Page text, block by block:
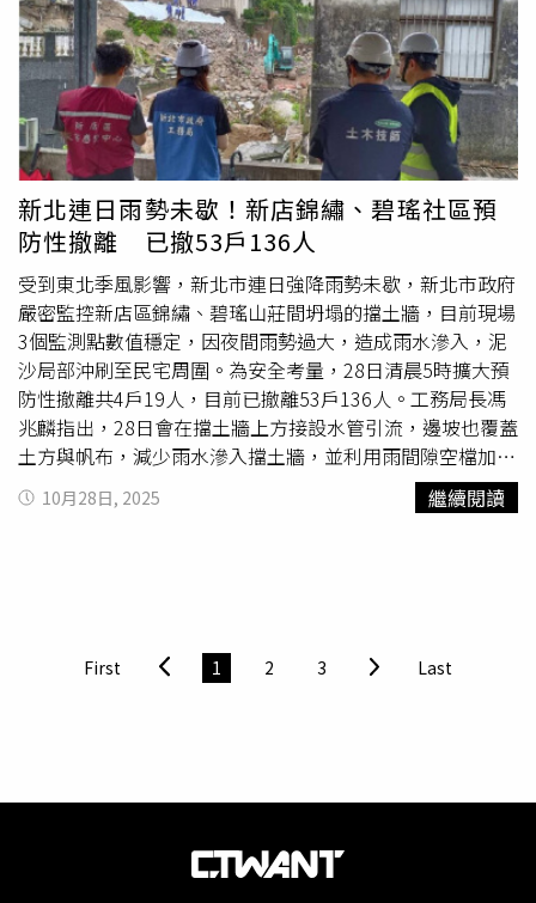
未然。
目前仍有代收廚餘後送往焚化爐處理的情況，恐造成廠區內
交叉感染的風險，市府須提出具體方案，降低業者疑慮。議
員黃淑君建議，市府應活化境內休耕農地栽種青貯飼料作
物，加快替代飼料的檢討，建立新北廚餘飼料化的機制。議
員陳乃瑜呼籲，市府研議「停業補助」、「損失補償」等配
套，協助產業度過難關。針對議員建議，侯友宜說明，獲悉
爆發非洲豬瘟疫情，第一時間成立應變中心，副市長朱惕之
召集15個單位開會，並立即清查107家養豬場，以及掌握廚
餘如何去化。翌日再親自主持會議，已流入新北卻尚未售出
的220公斤豬肉，其中140公斤退回上游彰化分切廠，另80
公斤加工品也已就地封存，籲請中央協助檢驗是否有非洲豬
瘟病株。關於進出養豬場的廚餘車輛動向，環保局長程大維
說，22日起立即稽查66家廚餘養豬場，即時掌握廚餘車輛
狀況，目前統一送至環保局的焚化廠焚燒，處理量能穩定。
農業局長諶錫輝補充，相關防疫規定皆依照中央指引，如豬
隻確診陽性將全面撲殺、焚燒、掩埋。
新北連日雨勢未歇！新店錦繡、碧瑤社區預
防性撤離 已撤53戶136人
受到東北季風影響，新北市連日強降雨勢未歇，新北市政府
嚴密監控新店區錦繡、碧瑤山莊間坍塌的擋土牆，目前現場
3個監測點數值穩定，因夜間雨勢過大，造成雨水滲入，泥
沙局部沖刷至民宅周圍。為安全考量，28日清晨5時擴大預
防性撤離共4戶19人，目前已撤離53戶136人。工務局長馮
兆麟指出，28日會在擋土牆上方接設水管引流，邊坡也覆蓋
土方與帆布，減少雨水滲入擋土牆，並利用雨間隙空檔加速
邊坡搶災工程。市府掌握天候及監測數值變化，已要求搶災
團隊做好整備及應變資源，一切以社區居民安全為優先，提
新店錦繡、碧瑤社區間的擋土牆發生坍塌，新北市政府立即
啟動預防性撤離作業，到目前為止撤離人數共有53戶136
10月28日, 2025 繼續閱讀
First 1 2 3 Last